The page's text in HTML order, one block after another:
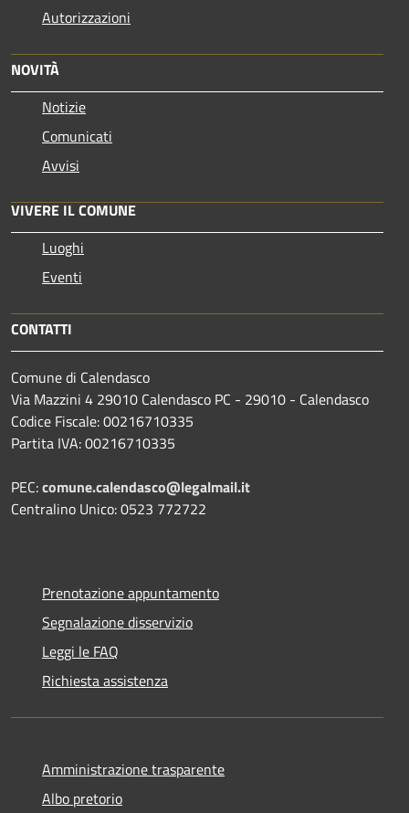
Autorizzazioni
NOVITÀ
Notizie
Comunicati
Avvisi
VIVERE IL COMUNE
Luoghi
Eventi
CONTATTI
Comune di Calendasco
Via Mazzini 4 29010 Calendasco PC - 29010 - Calendasco
Codice Fiscale: 00216710335
Partita IVA: 00216710335
PEC:comune.calendasco@legalmail.it
Centralino Unico: 0523 772722
Prenotazione appuntamento
Segnalazione disservizio
Leggi le FAQ
Richiesta assistenza
Amministrazione trasparente
Albo pretorio